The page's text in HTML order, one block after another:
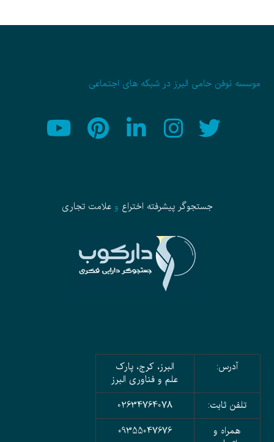
موسسه نوفن حامی البرز در شبکه های اجتماعی
جستجوگر پیشرفته اختراع وعلامت تجاری
آدرس:
البرز، کرج، پارک
علم و فناوری البرز
تلفن ثابت:
02634764078
همراه و
09355047676